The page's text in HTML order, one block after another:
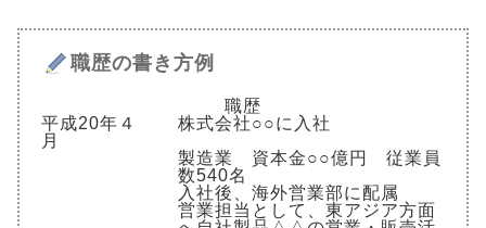
職歴の書き方例
職歴
平成20年４
月
株式会社○○に入社
製造業 資本金○○億円 従業員
数540名
入社後、海外営業部に配属
営業担当として、東アジア方面